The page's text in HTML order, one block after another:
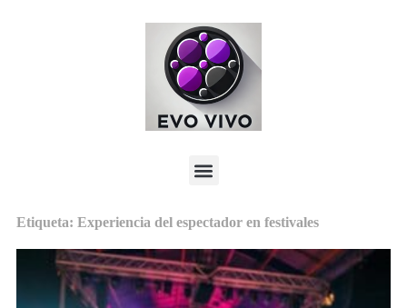
Etiqueta: Experiencia del espectador en festivales